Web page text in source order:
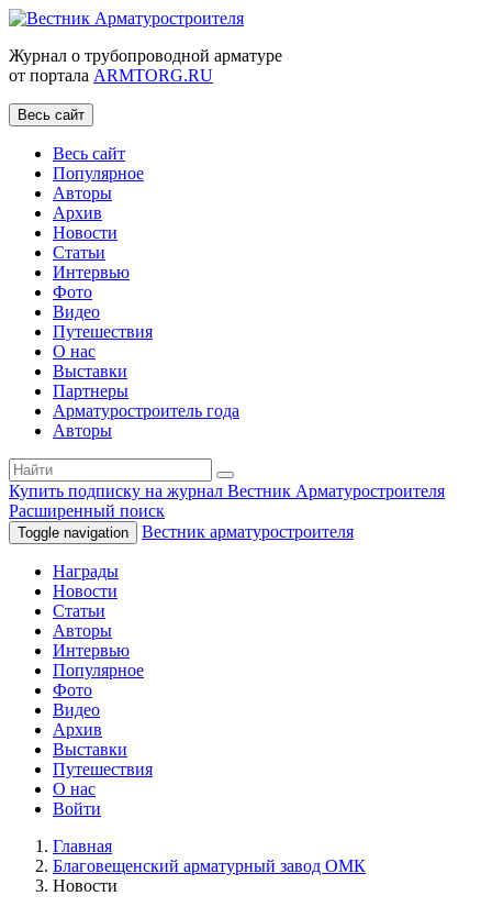
Журнал о трубопроводной арматуре
от портала ARMTORG.RU
Весь сайт
Весь сайт
Популярное
Авторы
Архив
Новости
Статьи
Интервью
Фото
Видео
Путешествия
О нас
Выставки
Партнеры
Арматуростроитель года
Авторы
Купить подписку на журнал Вестник Арматуростроителя
Расширенный поиск
Toggle navigation Вестник арматуростроителя
Награды
Новости
Статьи
Авторы
Интервью
Популярное
Фото
Видео
Архив
Выставки
Путешествия
О нас
Войти
Главная
Благовещенский арматурный завод ОМК
Новости